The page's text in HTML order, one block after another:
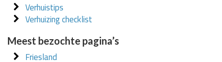
Verhuistips
Verhuizing checklist
Meest bezochte pagina’s
Friesland